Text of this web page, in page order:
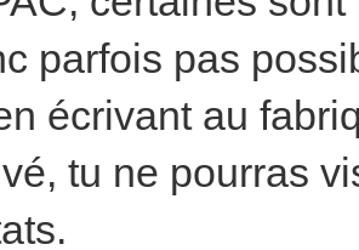
parfois pas
écrivant au
tu ne pourras